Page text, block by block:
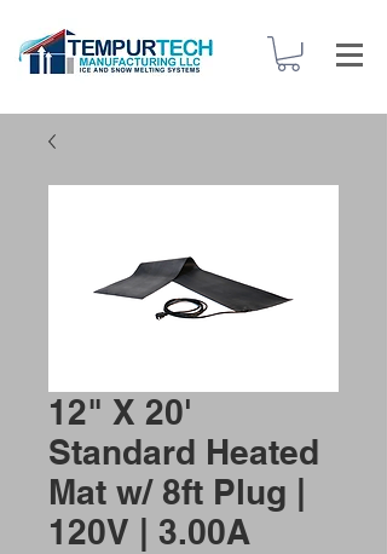
12" X 20'
Standard Heated
Mat w/ 8ft Plug |
120V | 3.00A